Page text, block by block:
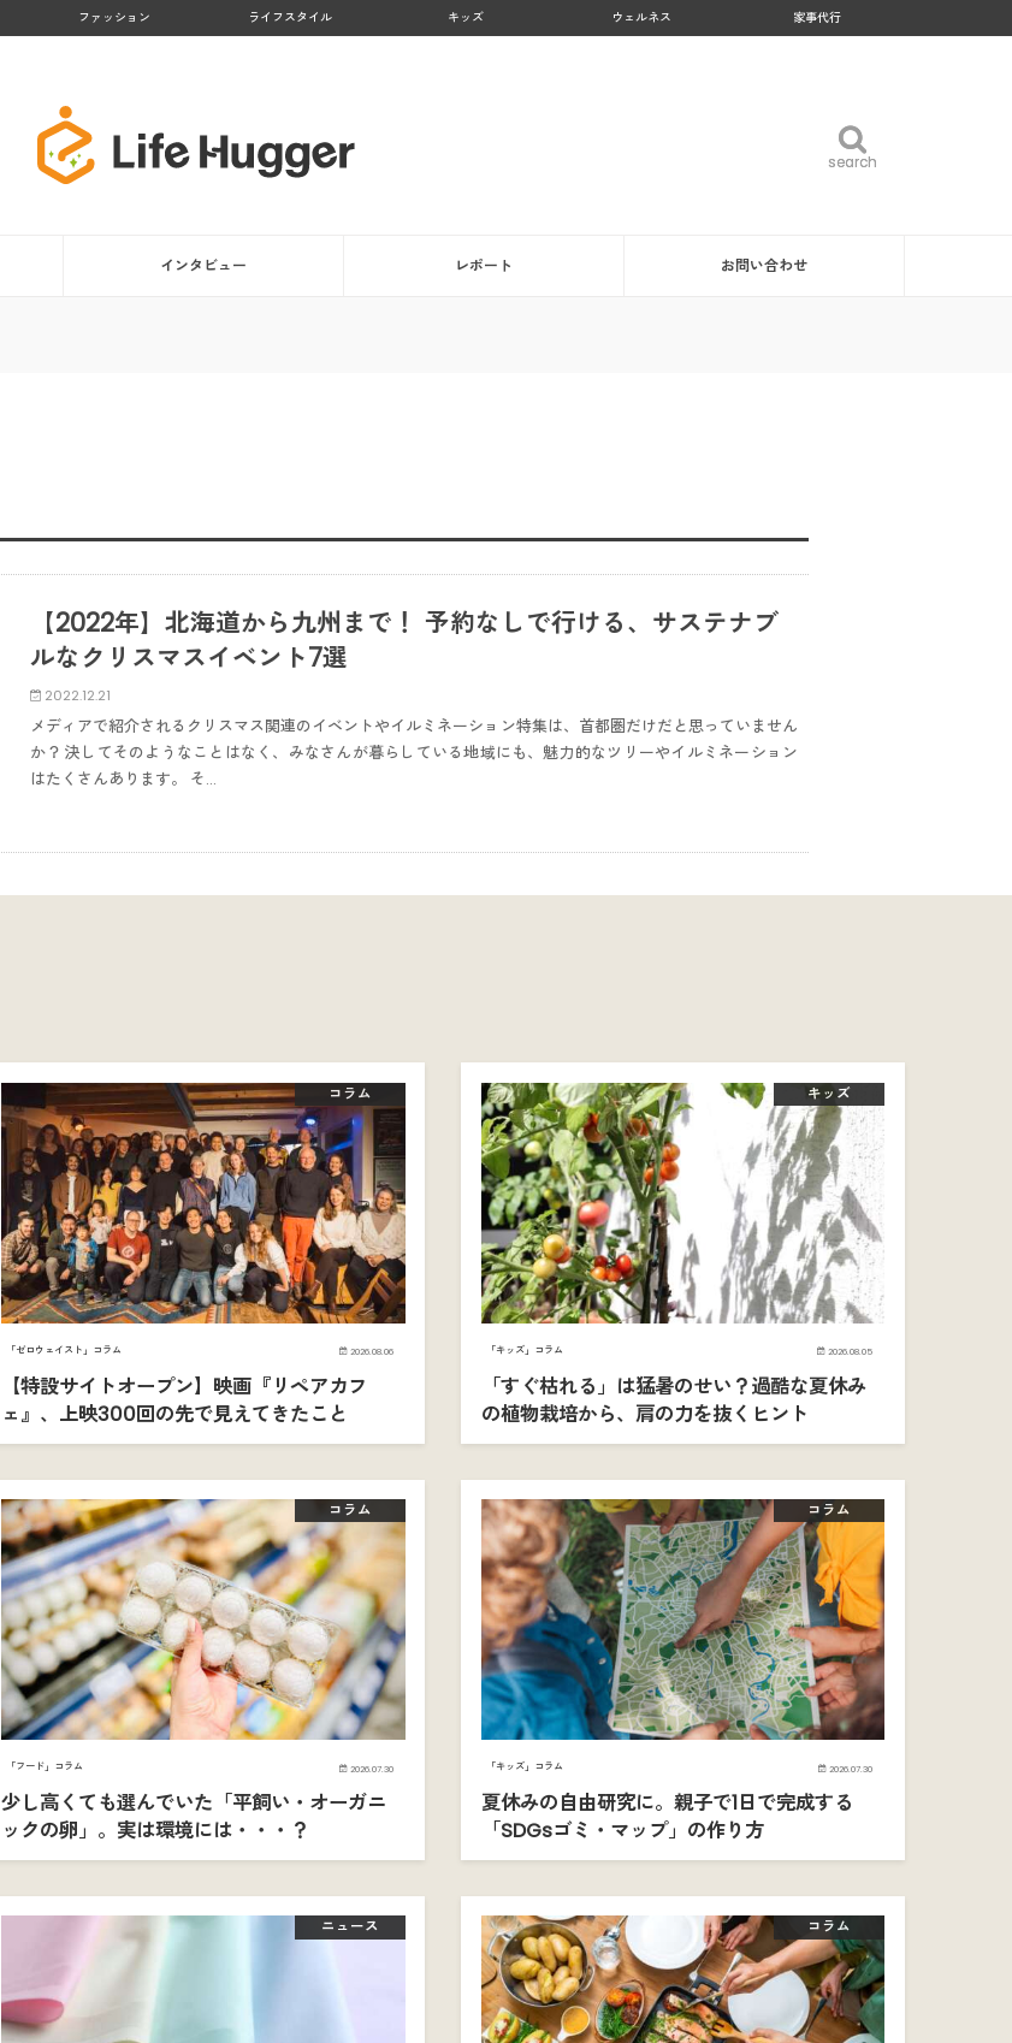
ファッション ライフスタイル キッズ ウェルネス 家事代行
search
search
インタビュー レポート お問い合わせ
【2022年】北海道から九州まで！ 予約なしで行ける、サステナブ
ルなクリスマスイベント7選
2022.12.21
メディアで紹介されるクリスマス関連のイベントやイルミネーション特集は、首都圏だけだと思っていません
か？ 決してそのようなことはなく、みなさんが暮らしている地域にも、魅力的なツリーやイルミネーション
はたくさんあります。 そ…
コラム
「ゼロウェイスト」コラム 2026.08.06
【特設サイトオープン】映画『リペアカフ
ェ』、上映300回の先で見えてきたこと
キッズ
「キッズ」コラム 2026.08.05
「すぐ枯れる」は猛暑のせい？過酷な夏休み
の植物栽培から、肩の力を抜くヒント
コラム
「フード」コラム 2026.07.30
少し高くても選んでいた「平飼い・オーガニ
ックの卵」。実は環境には・・・？
コラム
「キッズ」コラム 2026.07.30
夏休みの自由研究に。親子で1日で完成する
「SDGsゴミ・マップ」の作り方
ニュース コラム